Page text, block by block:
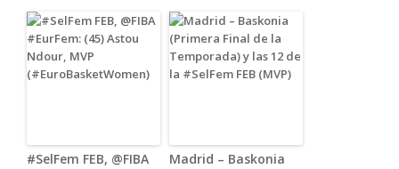
#SelFem FEB, @FIBA
Madrid – Baskonia